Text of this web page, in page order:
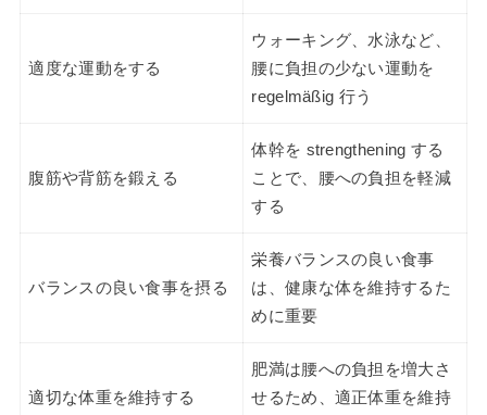
適度な運動をする
ウォーキング、水泳など、
腰に負担の少ない運動を
regelmäßig 行う
腹筋や背筋を鍛える
体幹を strengthening する
ことで、腰への負担を軽減
する
バランスの良い食事を摂る
栄養バランスの良い食事
は、健康な体を維持するた
めに重要
適切な体重を維持する
肥満は腰への負担を増大さ
せるため、適正体重を維持